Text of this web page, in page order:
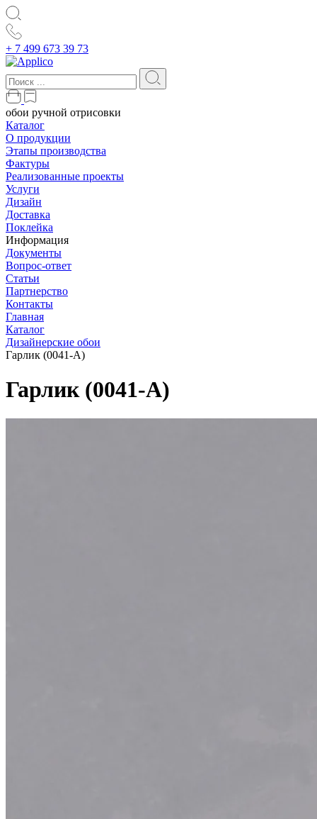
+ 7 499 673 39 73
обои ручной отрисовки
Каталог
О продукции
Этапы производства
Фактуры
Реализованные проекты
Услуги
Дизайн
Доставка
Поклейка
Информация
Документы
Вопрос-ответ
Статьи
Партнерство
Контакты
Главная
Каталог
Дизайнерские обои
Гарлик (0041-A)
Гарлик (0041-A)